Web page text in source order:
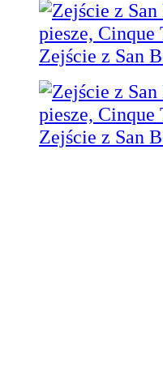
Zejście z San
Zejście z San